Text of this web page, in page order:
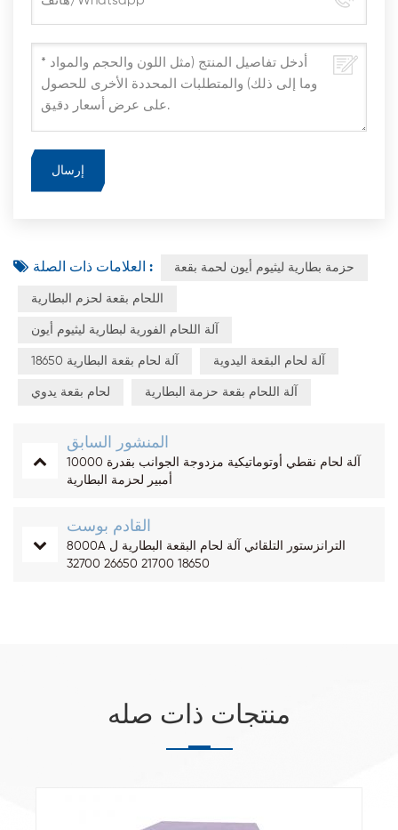
العلامات ذات الصلة : حزمة بطارية ليثيوم أيون لحمة بقعة
اللحام بقعة لحزم البطارية
آلة اللحام الفورية لبطارية ليثيوم أيون
18650 آلة لحام بقعة البطارية آلة لحام البقعة اليدوية
لحام بقعة يدوي آلة اللحام بقعة حزمة البطارية
المنشور السابق
آلة لحام نقطي أوتوماتيكية مزدوجة الجوانب بقدرة 10000
أمبير لحزمة البطارية
القادم بوست
8000A الترانزستور التلقائي آلة لحام البقعة البطارية ل
18650 21700 26650 32700
منتجات ذات صله